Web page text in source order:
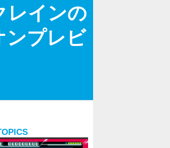
レインの
ンプレビ